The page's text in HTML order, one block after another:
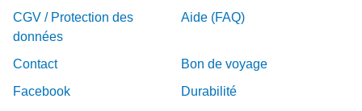
CGV / Protection des
données
Aide (FAQ)
Contact
Bon de voyage
Facebook
Durabilité